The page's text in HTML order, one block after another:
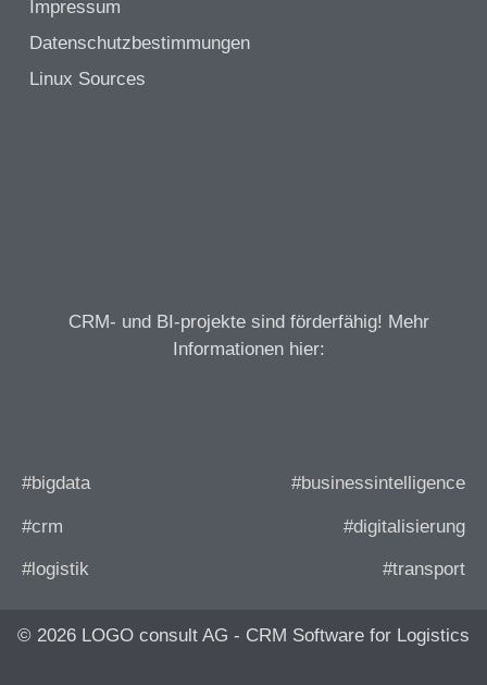
Impressum
Datenschutzbestimmungen
Linux Sources
CRM- und BI-projekte sind förderfähig! Mehr
Informationen hier:
#bigdata #businessintelligence
#crm #digitalisierung
#logistik #transport
© 2026 LOGO consult AG - CRM Software for Logistics